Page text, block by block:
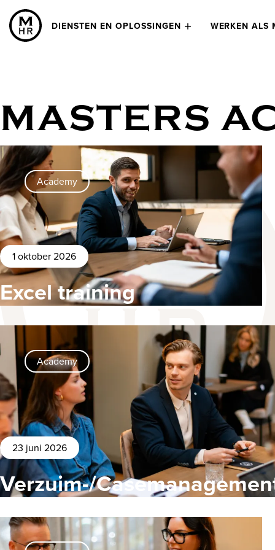
DIENSTEN EN OPLOSSINGEN WERKEN ALS
MASTERS
Academy
1 oktober 2026
Excel training
Academy
23 juni 2026
Verzuim-/